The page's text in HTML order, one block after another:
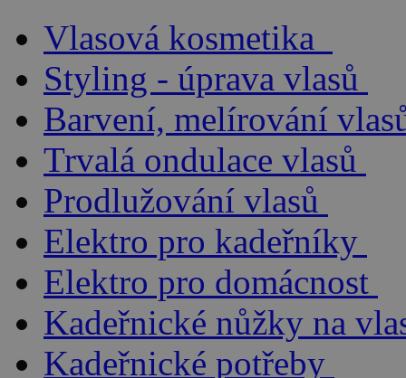
Vlasová kosmetika
Styling - úprava vlasů
Barvení, melírování
Trvalá ondulace vlasů
Prodlužování vlasů
Elektro pro kadeřníky
Elektro pro domácnost
Kadeřnické nůžky na
Kadeřnické potřeby